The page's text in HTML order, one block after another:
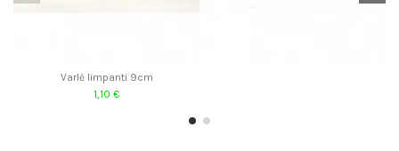
Varlė limpanti 9cm
1,10 €